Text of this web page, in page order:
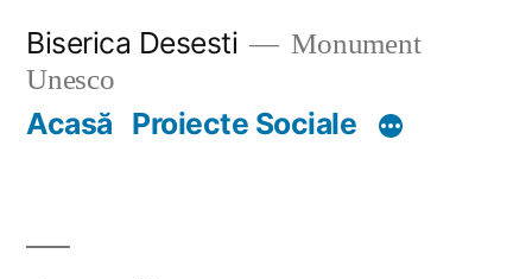
content
Biserica Desesti
Monument
Unesco
Acasă Proiecte Sociale